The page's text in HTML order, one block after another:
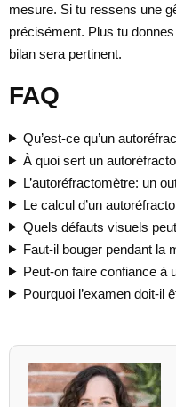
mesure. Si tu ressens une
précisément. Plus tu
bilan sera pertinent.
FAQ
Qu’est-ce qu’un
À quoi sert un
L’autoréfractomètre: un
Le calcul d’un
Quels défauts visuels
Faut-il bouger pendant la
Peut-on faire confiance à
Pourquoi l’examen doit-il